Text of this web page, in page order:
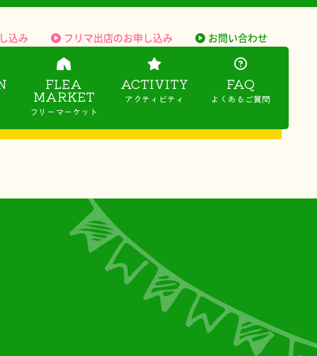
込み フリマ出店のお申し込み お問い合わせ
FLEA
MARKET
フリーマーケット
ACTIVITY
アクティビティ
FAQ
よくあるご質問